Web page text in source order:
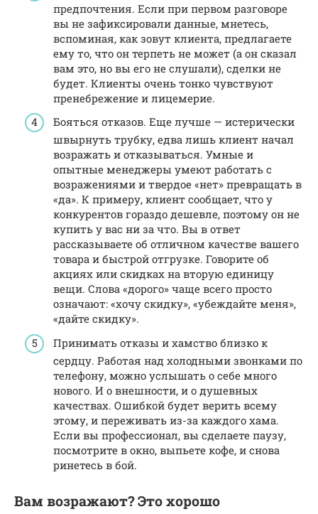
предпочтения. Если при первом разговоре
вы не зафиксировали данные, мнетесь,
вспоминая, как зовут клиента, предлагаете
ему то, что он терпеть не может (а он сказал
вам это, но вы его не слушали), сделки не
будет. Клиенты очень тонко чувствуют
пренебрежение и лицемерие.
Бояться отказов. Еще лучше — истерически
швырнуть трубку, едва лишь клиент начал
возражать и отказываться. Умные и
опытные менеджеры умеют работать с
возражениями и твердое «нет» превращать в
«да». К примеру, клиент сообщает, что у
конкурентов гораздо дешевле, поэтому он не
купить у вас ни за что. Вы в ответ
рассказываете об отличном качестве вашего
товара и быстрой отгрузке. Говорите об
акциях или скидках на вторую единицу
вещи. Слова «дорого» чаще всего просто
означают: «хочу скидку», «убеждайте меня»,
«дайте скидку».
Принимать отказы и хамство близко к
сердцу. Работая над холодными звонками по
телефону, можно услышать о себе много
нового. И о внешности, и о душевных
качествах. Ошибкой будет верить всему
этому, и переживать из-за каждого хама.
Если вы профессионал, вы сделаете паузу,
посмотрите в окно, выпьете кофе, и снова
ринетесь в бой.
Вам возражают? Это хорошо